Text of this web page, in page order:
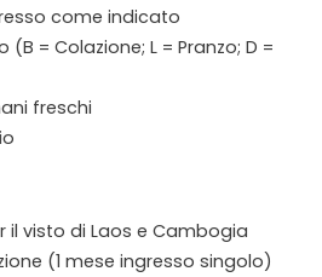
come indicato
= Colazione; L = Pranzo; D =
freschi
il visto di Laos e Cambogia
(1 mese ingresso singolo)